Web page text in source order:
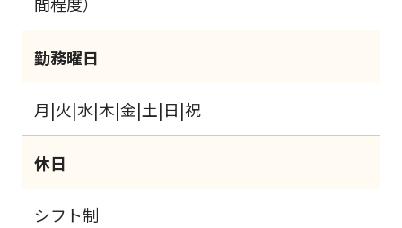
勤務曜日
月|火|水|木|金|土|日|祝
休日
シフト制